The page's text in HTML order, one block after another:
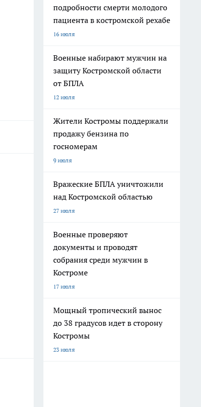
подробности смерти молодого
пациента в костромской рехабе
16 июля
Военные набирают мужчин на
защиту Костромской области
от БПЛА
12 июля
Жители Костромы поддержали
продажу бензина по
госномерам
9 июля
Вражеские БПЛА уничтожили
над Костромской областью
27 июля
Военные проверяют
документы и проводят
собрания среди мужчин в
Костроме
17 июля
Мощный тропический вынос
до 38 градусов идет в сторону
Костромы
23 июля